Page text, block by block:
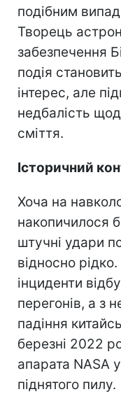
подібним
Творець
забезпечення
подія
інтерес, але
недбалість
сміття.
Історичний
Хоча на
накопичилося
штучні удари
відносно
інциденти
перегонів, а з
падіння
березні 2022
апарата NASA
піднятого пилу.